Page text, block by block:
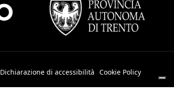
Dichiarazione di accessibilità Cookie Policy